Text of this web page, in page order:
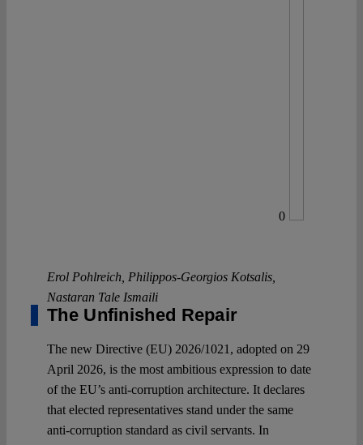
0
Erol Pohlreich Philippos-Georgios Kotsalis
Nastaran Tale Ismaili
The Unfinished Repair
The new Directive (EU) 2026/1021, adopted on 29
April 2026, is the most ambitious expression to date
of the EU’s anti-corruption architecture. It declares
that elected representatives stand under the same
anti-corruption standard as civil servants. In